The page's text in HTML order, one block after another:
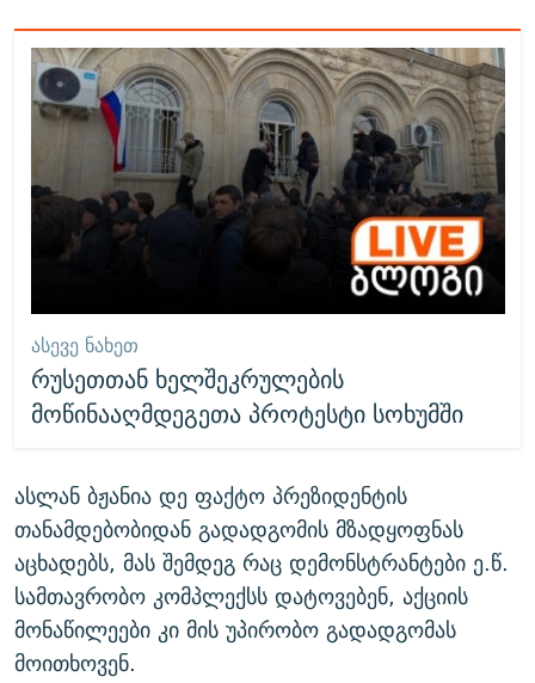
ᲐᲡᲔᲕᲔ ᲜᲐᲮᲔᲗ
რუსეთთან ხელშეკრულების
მოწინააღმდეგეთა პროტესტი სოხუმში
ასლან ბჟანია დე ფაქტო პრეზიდენტის
თანამდებობიდან გადადგომის მზადყოფნას
აცხადებს, მას შემდეგ რაც დემონსტრანტები ე.წ.
სამთავრობო კომპლექსს დატოვებენ, აქციის
მონაწილეები კი მის უპირობო გადადგომას
მოითხოვენ.